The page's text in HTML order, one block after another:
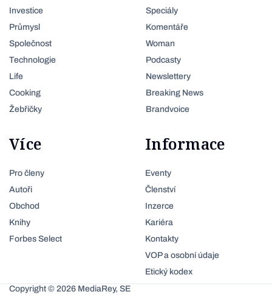
Investice
Průmysl
Společnost
Technologie
Life
Cooking
Žebříčky
Speciály
Komentáře
Woman
Podcasty
Newslettery
Breaking News
Brandvoice
Více
Pro členy
Autoři
Obchod
Knihy
Forbes Select
Informace
Eventy
Členství
Inzerce
Kariéra
Kontakty
VOP a osobní údaje
Etický kodex
Copyright © 2026 MediaRey, SE